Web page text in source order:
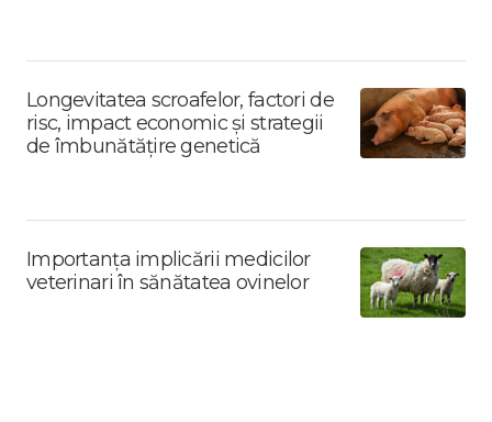
Longevitatea scroafelor, factori de
risc, impact economic și strategii
de îmbunătățire genetică
Importanța implicării medicilor
veterinari în sănătatea ovinelor